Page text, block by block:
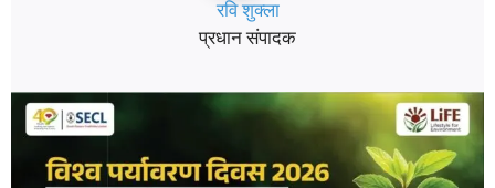
रवि शुक्ला
प्रधान संपादक